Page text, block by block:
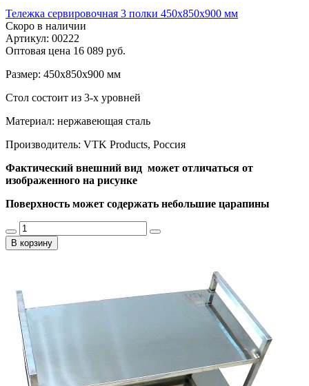
Тележка сервировочная 3 полки 450х850х900 мм
Скоро в наличии
Артикул: 00222
Оптовая цена 16 089 руб.
Размер: 450х850х900 мм
Стол состоит из 3-х уровней
Материал: нержавеющая сталь
Производитель: VTK Products, Россия
Фактический внешний вид может отличаться от
изображенного на рисунке
Поверхность может содержать небольшие царапины
В корзину